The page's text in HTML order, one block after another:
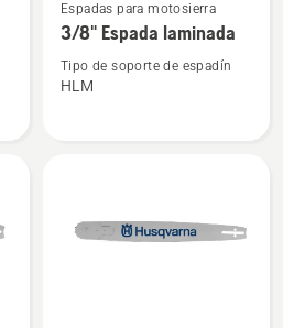
más
detalles
sobre
3/8"
Espadas para motosierra
3/8" Espada laminada
Tipo de soporte de espadín
HLM